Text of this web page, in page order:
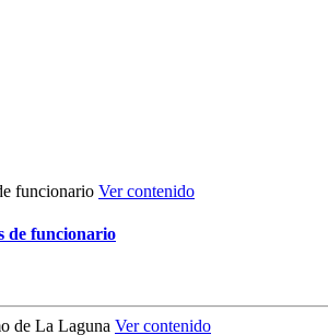
Ver contenido
de funcionario
Ver contenido